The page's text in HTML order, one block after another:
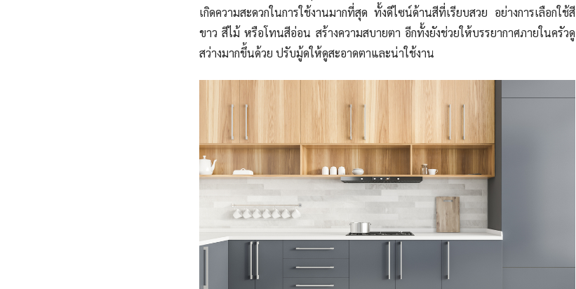
เกิดความสะดวกในการใช้งานมากที่สุด ทั้งดีไซน์ด้านสีที่เรียบสวย อย่างการเลือกใช้สี
ขาว สีไม้ หรือโทนสีอ่อน สร้างความสบายตา อีกทั้งยังช่วยให้บรรยากาศภายในครัวดู
สว่างมากขึ้นด้วย ปรับมู้ดให้ดูสะอาดตาและน่าใช้งาน